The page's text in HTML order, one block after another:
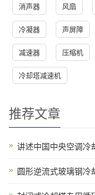
消声器 风扇
冷凝器 声屏障
减速器 压缩机
冷却塔减速机
推荐文章
讲述中国中央空调
圆形逆流式玻璃钢